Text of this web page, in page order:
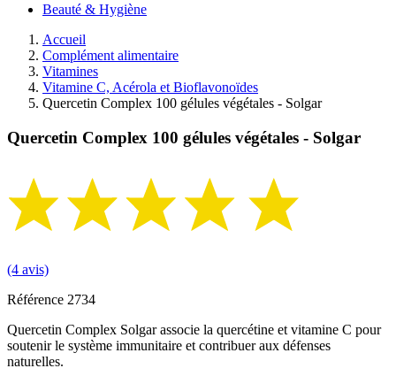
Beauté & Hygiène
Accueil
Complément alimentaire
Vitamines
Vitamine C, Acérola et Bioflavonoïdes
Quercetin Complex 100 gélules végétales - Solgar
Quercetin Complex 100 gélules végétales - Solgar
(4 avis)
Référence 2734
Quercetin Complex Solgar associe la quercétine et vitamine C pour
soutenir le système immunitaire et contribuer aux défenses
naturelles.